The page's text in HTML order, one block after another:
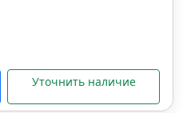
Уточнить наличие